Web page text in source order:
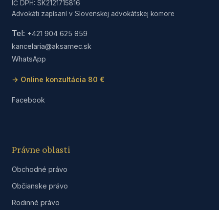
IČ DPH: SK2121715816
Advokáti zapísaní v Slovenskej advokátskej komore
Tel: +421 904 625 859
kancelaria@aksamec.sk
WhatsApp
→ Online konzultácia 80 €
Facebook
Právne oblasti
Obchodné právo
Občianske právo
Rodinné právo